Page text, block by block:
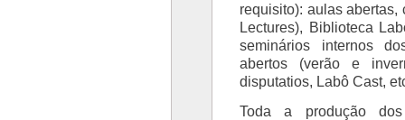
requisito): aulas
Lectures), Biblioteca
seminários internos
abertos (verão e
disputatios, Labô Cast,
Toda a produção